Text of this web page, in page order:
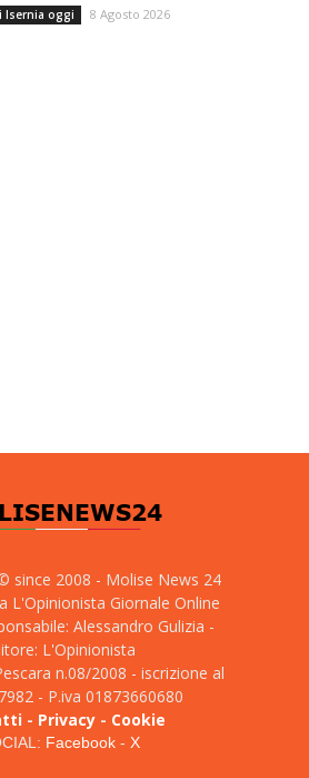
Isernia oggi 8 Agosto 2026
since 2008 - Molise News 24
L'Opinionista Giornale Online
Alessandro Gulizia -
L'Opinionista
n.08/2008 - iscrizione al
- P.iva 01873660680
- Privacy- Cookie
Facebook- X